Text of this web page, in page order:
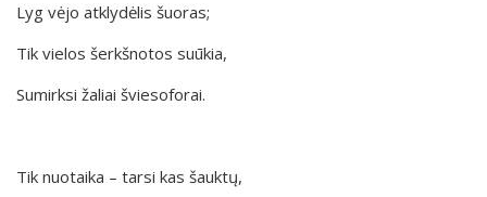
Lyg vėjo atklydėlis šuoras;
Tik vielos šerkšnotos suūkia,
Sumirksi žaliai šviesoforai.
Tik nuotaika – tarsi kas šauktų,